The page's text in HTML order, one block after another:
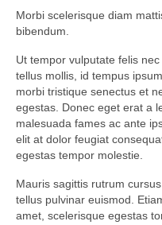
Morbi scelerisque diam
bibendum.
Ut tempor vulputate felis
tellus mollis, id tempus
morbi tristique senectus et
egestas. Donec eget erat a
malesuada fames ac ante
elit at dolor feugiat
egestas tempor molestie.
Mauris sagittis rutrum
tellus pulvinar euismod.
amet, scelerisque egestas